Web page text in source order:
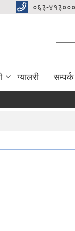
०६३-
ग्यालरी सम्पर्क